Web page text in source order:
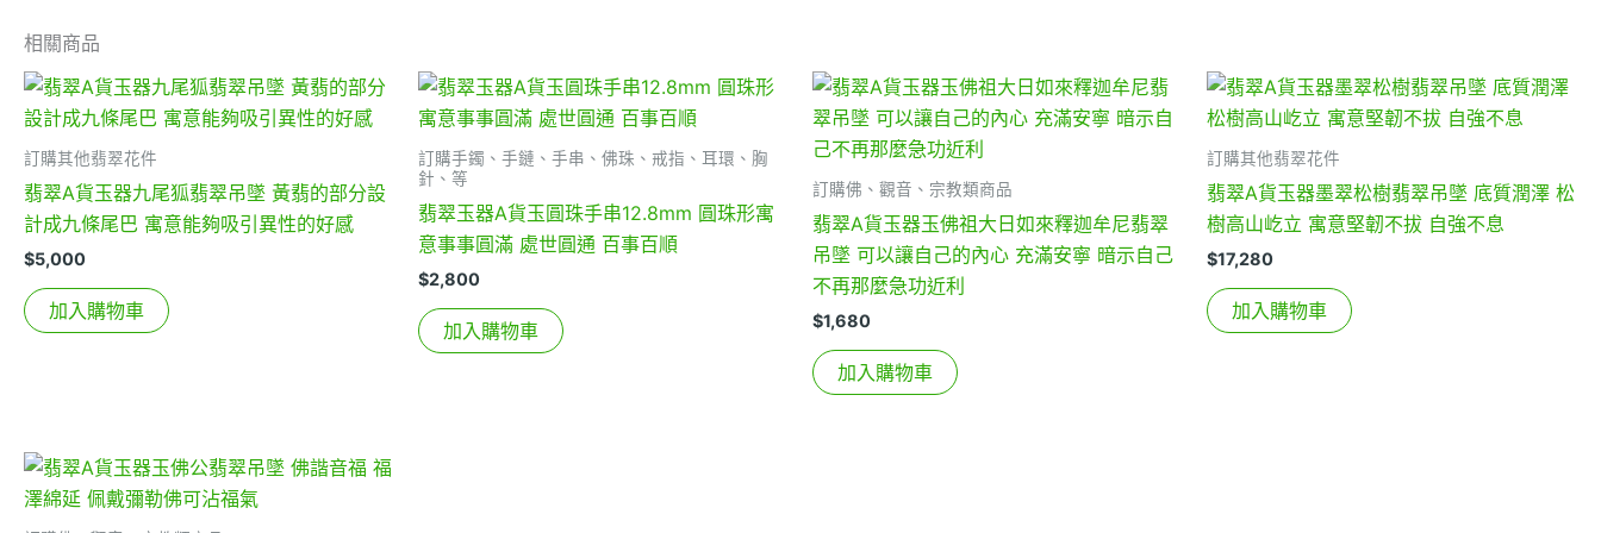
相關商品
訂購其他翡翠花件
翡翠A貨玉器九尾狐翡翠吊墜 黃翡的部分設
計成九條尾巴 寓意能夠吸引異性的好感
$5,000
加入購物車
訂購手鐲、手鏈、手串、佛珠、戒指、耳環、胸
針、等
翡翠玉器A貨玉圓珠手串12.8mm 圓珠形寓
意事事圓滿 處世圓通 百事百順
$2,800
加入購物車
訂購佛、觀音、宗教類商品
翡翠A貨玉器玉佛祖大日如來釋迦牟尼翡翠
吊墜 可以讓自己的內心 充滿安寧 暗示自己
不再那麼急功近利
$1,680
加入購物車
訂購其他翡翠花件
翡翠A貨玉器墨翠松樹翡翠吊墜 底質潤澤 松
樹高山屹立 寓意堅韌不拔 自強不息
$17,280
加入購物車